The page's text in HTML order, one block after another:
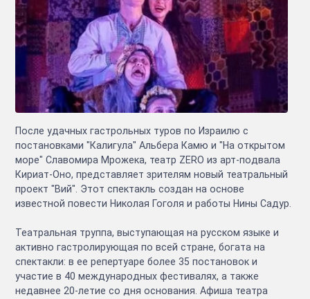
После удачных гастрольных туров по Израилю с
постановками "Калигула" Альбера Камю и "На открытом
море" Славомира Мрожека, театр ZERO из арт-подвала
Кириат-Оно, представляет зрителям новый театральный
проект "Вий". Этот спектакль создан на основе
известной повести Николая Гоголя и работы Нины Садур.
Театральная труппа, выступающая на русском языке и
активно гастролирующая по всей стране, богата на
спектакли: в ее репертуаре более 35 постановок и
участие в 40 международных фестивалях, а также
недавнее 20-летие со дня основания. Афиша театра